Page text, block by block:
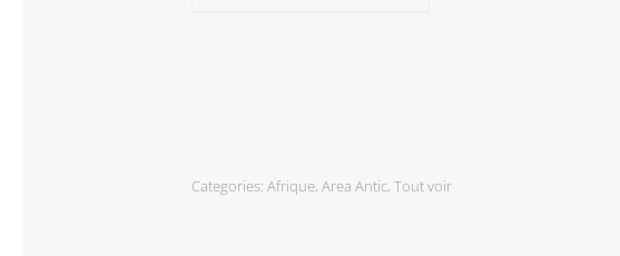
Categories: Afrique, Area Antic, Tout voir